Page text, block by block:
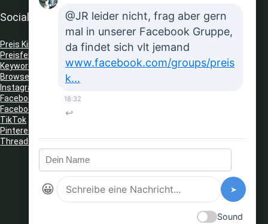
Social Media
Preis King auf Telegram
Preisfehler Whats App Kanal
Keyword Tracker (Telegram)
Browser Erweiterungen: Gutschein Finder
Instagram
Facebook
Facebook Gruppe
TikTok
Pinterest
Threads
@JR leider nicht, frag aber gern
mal in unserer Facebook Gruppe,
da findet sich vlt jemand
www.facebook.com/groups/preis
k...
18:32
↩
😀 ➤
Sound